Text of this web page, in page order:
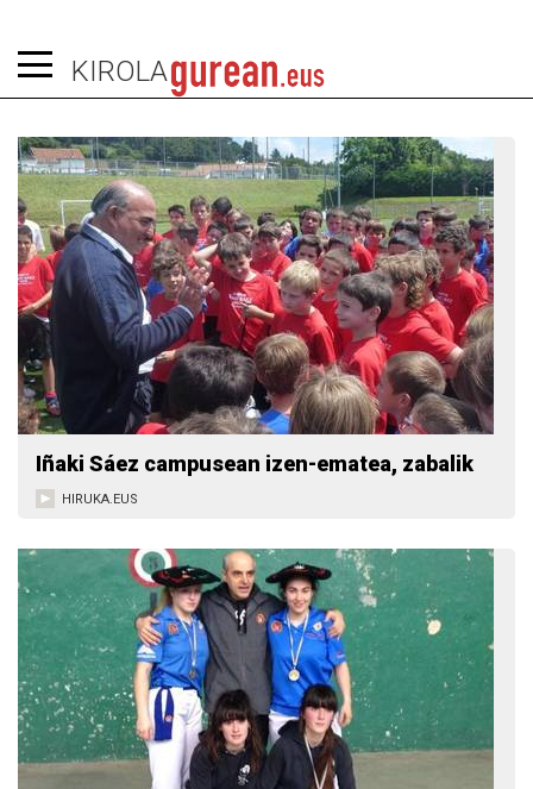
KIROLA
Iñaki Sáez campusean izen-ematea, zabalik
HIRUKA.EUS